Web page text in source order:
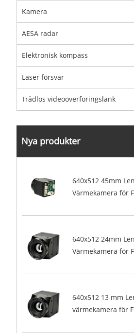
Kamera
AESA radar
Elektronisk kompass
Laser försvar
Trådlös videoöverföringslänk
Nya produkter
640x512 45mm
Värmekamera för
640x512 24mm
Värmekamera för
640x512 13 mm
värmekamera för